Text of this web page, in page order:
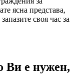
ясна представа,
своя час за
Ви е нужен,